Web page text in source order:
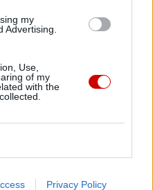
my
Advertising.
Use,
of my
with the
Privacy Policy
w Polsce i na świecie.
sprostanie temu
portalu eKAI.pl za
realizować naszą
tutaj.